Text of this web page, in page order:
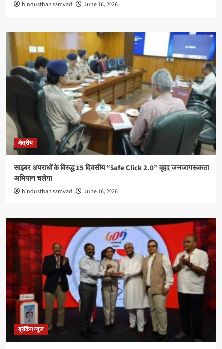
hindusthan samvad June 16, 2026
क्षेत्रीय
साइबर अपराधों के विरुद्ध 15 दिवसीय “Safe Click 2.0” वृहद जनजागरूकता
अभियान चलेगा
hindusthan samvad June 16, 2026
ब्रेकिंग न्यूज